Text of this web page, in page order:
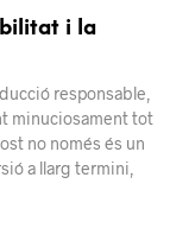
i la
responsable,
minuciosament tot
no només és un
a llarg termini,